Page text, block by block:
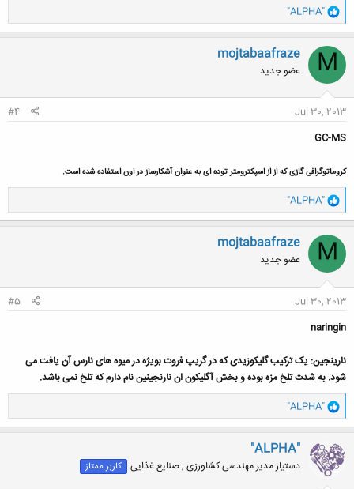
و
ا
ک
ن
ش
ه
ا
"ALPHA"
M
mojtabaafraze
عضو جدید
Jul 30, 2013
#4
GC-MS
کروماتوگرافی گازی که از از اسپکترومتر توده ای به عنوان آشکارساز در اون استفاده شده است.
و
ا
ک
ن
ش
ه
ا
"ALPHA"
M
mojtabaafraze
عضو جدید
Jul 30, 2013
#5
naringin
نارینجین: یک ترکیب گلیکوزیدی که در گریپ فروتبویژه در میوه های نارس آنیافت می
شود. به شدت تلخ مزه بوده و بخش آگلیکون ان نارنجینین نام دارم که تلخ نمی باشد.
و
ا
ک
ن
ش
ه
ا
"ALPHA"
"ALPHA"
دستیار مدیر مهندسی کشاورزی , صنایع غذایی کاربر ممتاز